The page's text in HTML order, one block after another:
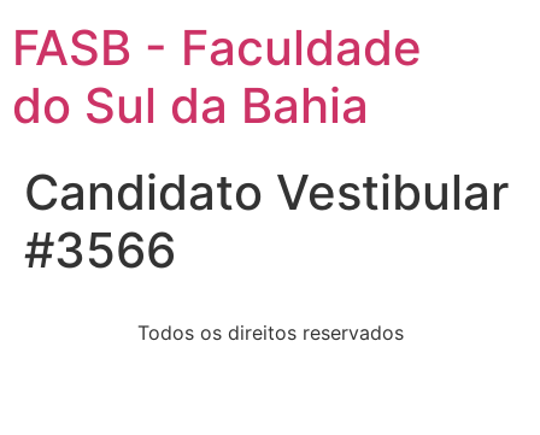
FASB - Faculdade
do Sul da Bahia
Candidato Vestibular
#3566
Todos os direitos reservados